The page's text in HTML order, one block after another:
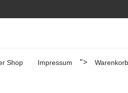
Shop Impressum "> Warenkorb